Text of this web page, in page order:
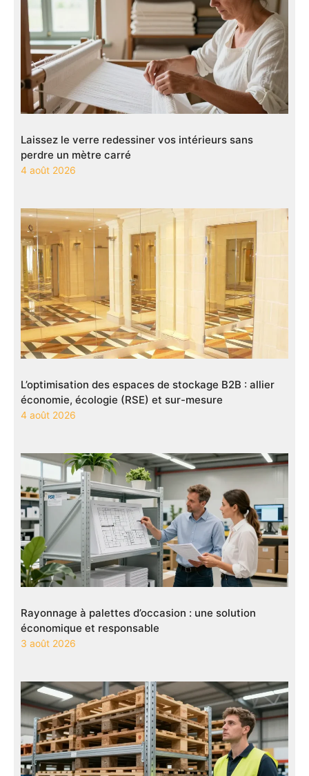
Laissez le verre redessiner vos intérieurs sans
perdre un mètre carré
4 août 2026
L’optimisation des espaces de stockage B2B : allier
économie, écologie (RSE) et sur-mesure
4 août 2026
Rayonnage à palettes d’occasion : une solution
économique et responsable
3 août 2026